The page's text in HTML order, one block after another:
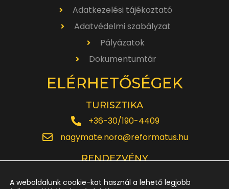
Adatkezelési tájékoztató
Adatvédelmi szabályzat
Pályázatok
Dokumentumtár
ELÉRHETŐSÉGEK
TURISZTIKA
+36-30/190-4409
nagymate.nora@reformatus.hu
RENDEZVÉNY
A weboldalunk cookie-kat használ a lehető legjobb